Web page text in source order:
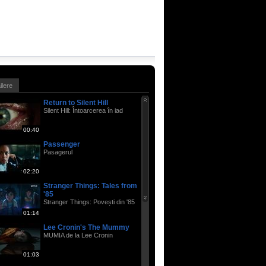
00:40
Return to Silent Hill
Silent Hill: Întoarcerea în iad
02:20
Passenger
Pasagerul
01:14
Stranger Things: Tales from
'85
Stranger Things: Povești din '85
01:03
Lee Cronin's The Mummy
MUMIA de la Lee Cronin